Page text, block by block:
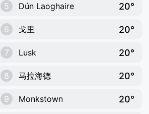
5 Dún Laoghaire 20°
6 戈里 20°
7 Lusk 20°
8 马拉海德 20°
9 Monkstown 20°